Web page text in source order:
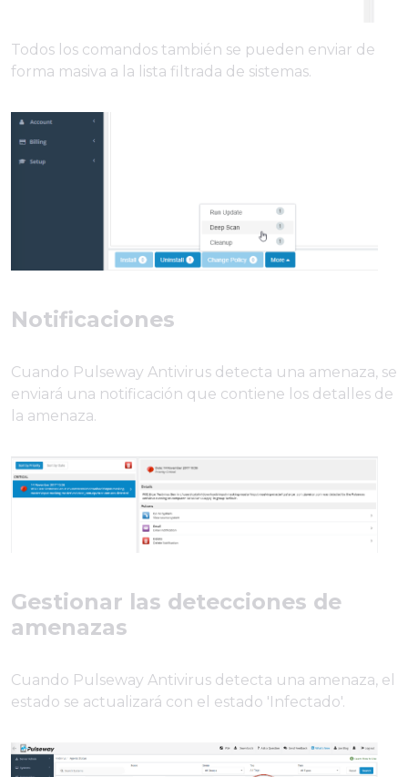
Todos los comandos también se pueden enviar de
forma masiva a la lista filtrada de sistemas.
Notificaciones
Cuando Pulseway Antivirus detecta una amenaza, se
enviará una notificación que contiene los detalles de
la amenaza.
Gestionar las detecciones de
amenazas
Cuando Pulseway Antivirus detecta una amenaza, el
estado se actualizará con el estado 'Infectado'.